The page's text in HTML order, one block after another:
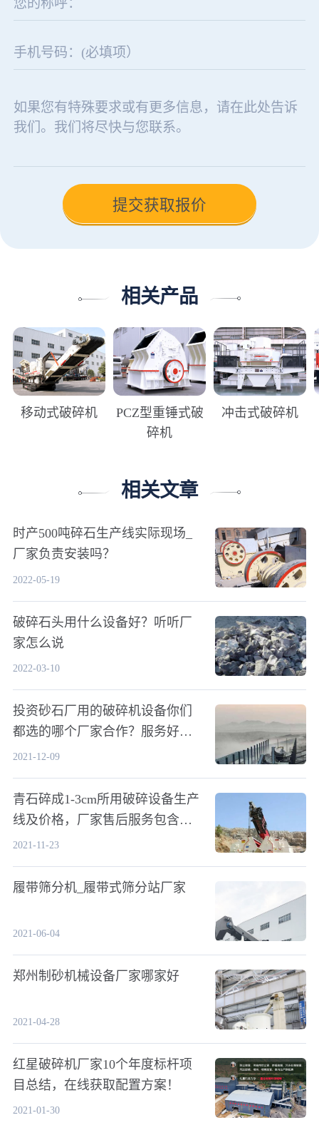
相关产品
移动式破碎机
PCZ型重锤式破
碎机
冲击式破碎机
相关文章
时产500吨碎石生产线实际现场_
厂家负责安装吗？
2022-05-19
破碎石头用什么设备好？听听厂
家怎么说
2022-03-10
投资砂石厂用的破碎机设备你们
都选的哪个厂家合作？服务好
吗？
2021-12-09
青石碎成1-3cm所用破碎设备生产
线及价格，厂家售后服务包含哪
些
2021-11-23
履带筛分机_履带式筛分站厂家
2021-06-04
郑州制砂机械设备厂家哪家好
2021-04-28
红星破碎机厂家10个年度标杆项
目总结，在线获取配置方案！
2021-01-30